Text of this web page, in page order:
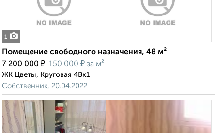
1
Помещение свободного назначения, 48 м²
7 200 000 ₽ 150 000 ₽ за м²
ЖК Цветы, Круговая 4Вк1
Собственник, 20.04.2022